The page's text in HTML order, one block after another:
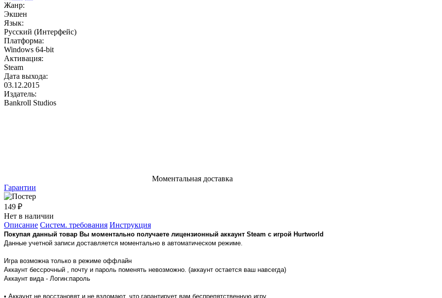
Жанр:
Экшен
Язык:
Русский (Интерфейс)
Платформа:
Windows 64-bit
Активация:
Steam
Дата выхода:
03.12.2015
Издатель:
Bankroll Studios
Моментальная доставка
Гарантии
149 ₽
Нет в наличии
Описание Систем. требования Инструкция
Покупая данный товар Вы моментально получаете лицензионный аккаунт Steam с игрой Hurtworld
Данные учетной записи доставляется моментально в автоматическом режиме.
Игра возможна только в режиме оффлайн
Аккаунт бессрочный , почту и пароль поменять невозможно. (аккаунт остается ваш навсегда)
Аккаунт вида - Логин:пароль
• Аккаунт не восстановят и не взломают, что гарантирует вам беспрепятственную игру